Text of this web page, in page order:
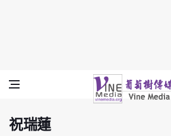
祝瑞蓮
Vine Media
葡萄樹傳媒
祝瑞蓮